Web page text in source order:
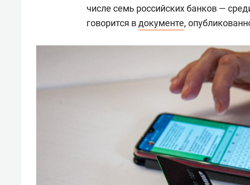
числе семь российских банков —
говорится вдокументе,